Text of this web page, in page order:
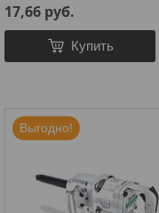
17,66 руб.
Купить
Выгодно!